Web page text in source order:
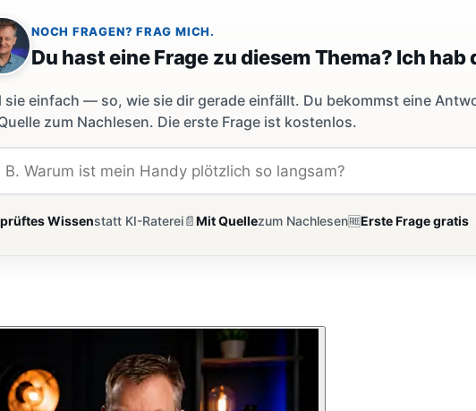
NOCH FRAGEN? FRAG MICH.
Du hast eine Frage zu diesem Thema? Ich
sie einfach — so, wie sie dir gerade einfällt. Du bekommst eine
zum Nachlesen. Die erste Frage ist kostenlos.
Wissenstatt KI-Raterei📄Mit Quellezum Nachlesen🆓Erste Frage gratis